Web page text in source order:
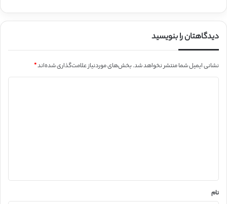
دیدگاهتان را بنویسید
نشانی ایمیل شما منتشر نخواهد شد.بخش‌های موردنیاز علامت‌گذاری شده‌اند*
نام